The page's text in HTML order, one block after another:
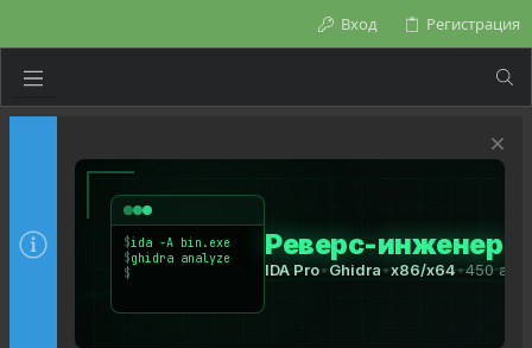
Вход Регистрация